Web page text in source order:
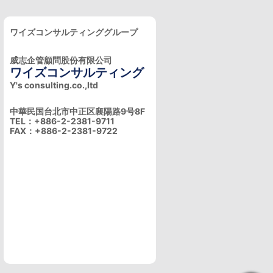
ワイズコンサルティンググループ
威志企管顧問股份有限公司
ワイズコンサルティング
Y's consulting.co.,ltd
中華民国台北市中正区襄陽路9号8F
TEL：+886-2-2381-9711
FAX：+886-2-2381-9722